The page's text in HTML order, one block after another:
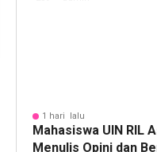
1 hari lalu
Mahasiswa UIN RIL
Menulis Opini dan